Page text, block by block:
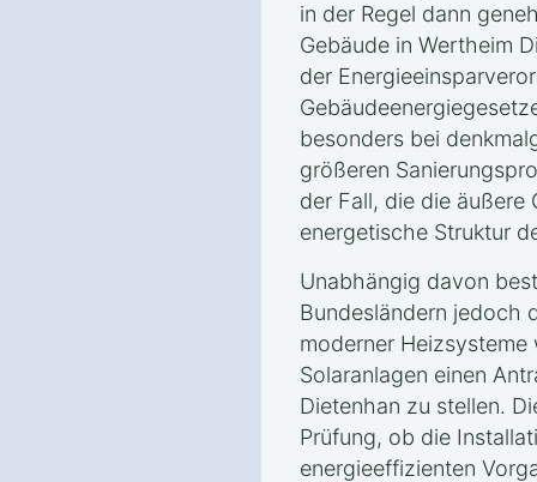
in der Regel dann
Gebäude in Wertheim
der
besonders bei
größeren
der Fall, die die äußere
energetische Struktur
Unabhängig davon
Bundesländern jedoch
moderner Heizsysteme
Solaranlagen einen
Dietenhan zu stellen.
Prüfung, ob die
energieeffizienten